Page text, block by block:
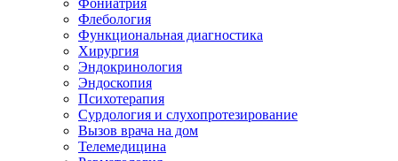
Фониатрия
Флебология
Функциональная диагностика
Хирургия
Эндокринология
Эндоскопия
Психотерапия
Сурдология и слухопротезирование
Вызов врача на дом
Телемедицина